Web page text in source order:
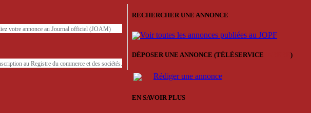
votre annonce au Journal officiel (JOAM)
au Registre du commerce et des sociétés.
RECHERCHER UNE ANNONCE
Voir toutes les annonces publiées au JOPF
DÉPOSER UNE ANNONCE (TÉLÉSERVICE )
Rédiger une annonce
EN SAVOIR PLUS